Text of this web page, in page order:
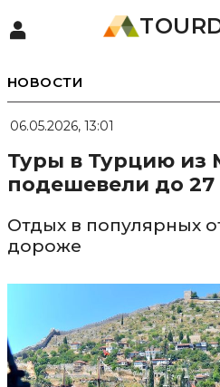
НОВОСТИ
06.05.2026, 13:01
Туры в Турцию из
подешевели до 27
Отдых в популярных
дороже